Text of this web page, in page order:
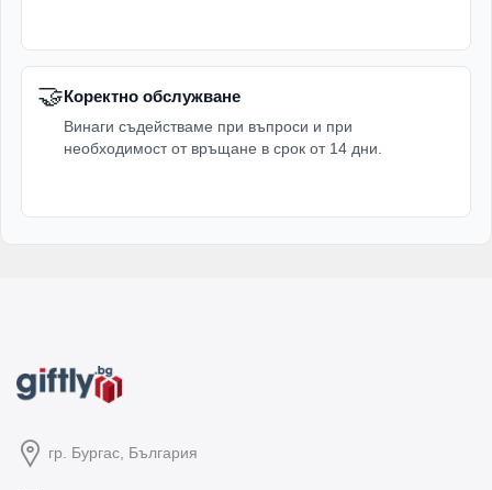
🤝Коректно обслужване
Винаги съдействаме при въпроси и при
необходимост от връщане в срок от 14 дни.
гр. Бургас, България